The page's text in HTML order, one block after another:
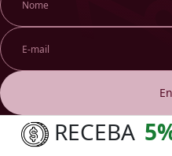
RECEBA